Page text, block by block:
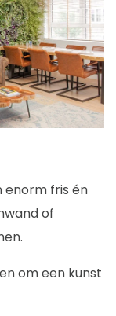
enorm fris én
of
om een kunst